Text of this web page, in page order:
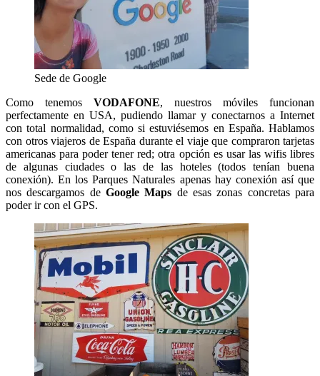
Sede de Google
Como tenemos VODAFONE, nuestros móviles funcionan
perfectamente en USA, pudiendo llamar y conectarnos a Internet
con total normalidad, como si estuviésemos en España. Hablamos
con otros viajeros de España durante el viaje que compraron tarjetas
americanas para poder tener red; otra opción es usar las wifis libres
de algunas ciudades o las de las hoteles (todos tenían buena
conexión). En los Parques Naturales apenas hay conexión así que
nos descargamos de Google Maps de esas zonas concretas para
poder ir con el GPS.